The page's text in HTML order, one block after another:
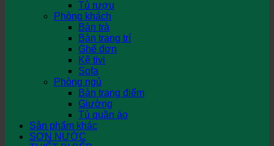
Tủ rượu
Phòng khách
Bàn trà
Bàn trang trí
Ghế đơn
Kệ tivi
Sofa
Phòng ngủ
Bàn trang điểm
Giường
Tủ quần áo
Sản phẩm khác
SƠN NƯỚC